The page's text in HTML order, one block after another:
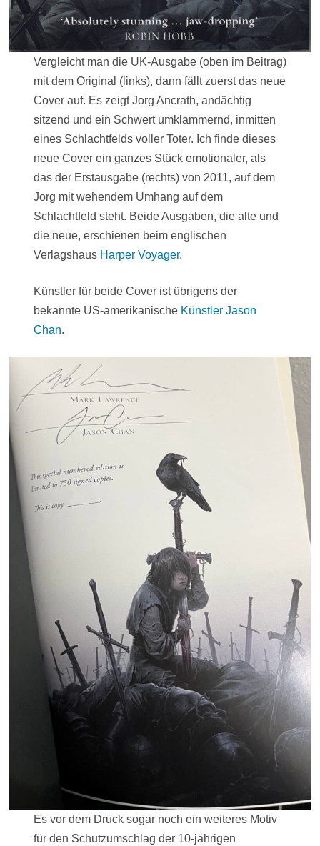
Vergleicht man die UK-Ausgabe (oben im Beitrag)
mit dem Original (links), dann fällt zuerst das neue
Cover auf. Es zeigt Jorg Ancrath, andächtig
sitzend und ein Schwert umklammernd, inmitten
eines Schlachtfelds voller Toter. Ich finde dieses
neue Cover ein ganzes Stück emotionaler, als
das der Erstausgabe (rechts) von 2011, auf dem
Jorg mit wehendem Umhang auf dem
Schlachtfeld steht. Beide Ausgaben, die alte und
die neue, erschienen beim englischen
Verlagshaus Harper Voyager.
Künstler für beide Cover ist übrigens der
bekannte US-amerikanische Künstler Jason
Chan.
Es vor dem Druck sogar noch ein weiteres Motiv
für den Schutzumschlag der 10-jährigen